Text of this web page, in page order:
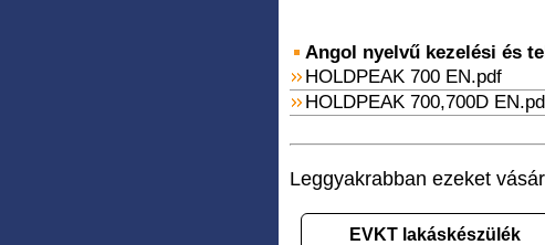
Angol nyelvű kezelési és
HOLDPEAK 700 EN.pdf
HOLDPEAK 700,700D
Leggyakrabban ezeket
EVKT lakáskészülék